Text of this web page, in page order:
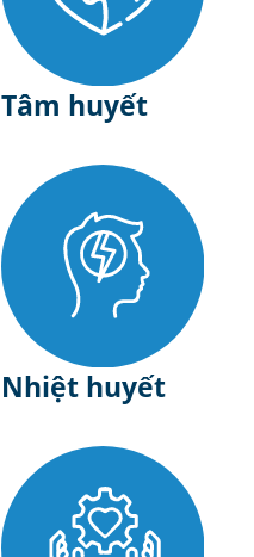
Tâm huyết
Nhiệt huyết